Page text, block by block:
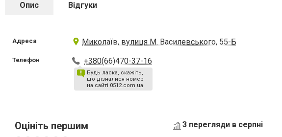
Опис Відгуки
Адреса Миколаїв, вулиця М. Василевського, 55-Б
Телефон +380(66)470-37-16
Будь ласка, скажіть,
що дізналися номер
на сайті 0512.com.ua
Оцініть першим 3 перегляди в серпні